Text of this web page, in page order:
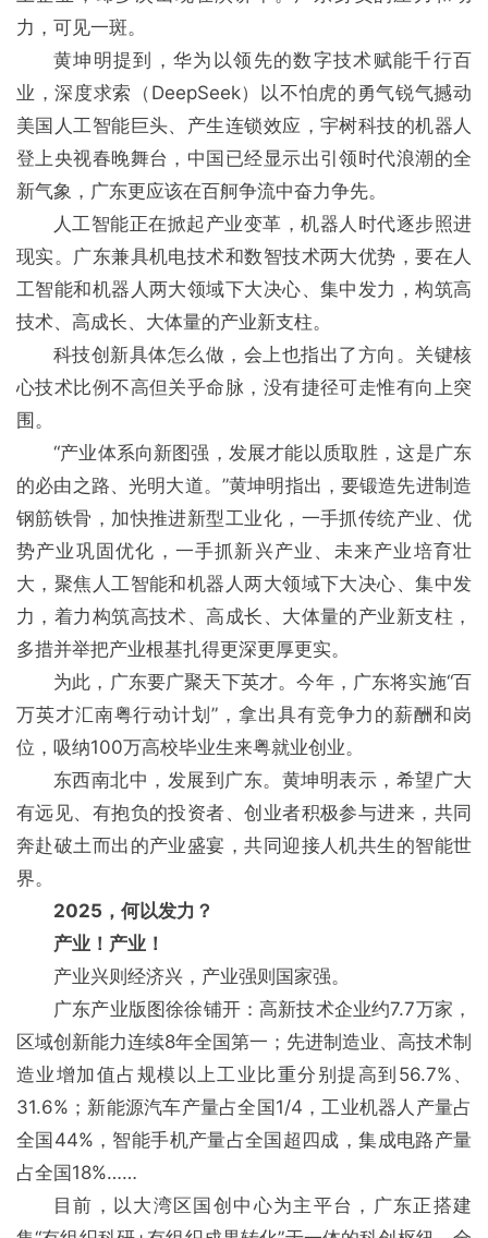
力，可见一斑。
黄坤明提到，华为以领先的数字技术赋能千行百
业，深度求索（DeepSeek）以不怕虎的勇气锐气撼动
美国人工智能巨头、产生连锁效应，宇树科技的机器人
登上央视春晚舞台，中国已经显示出引领时代浪潮的全
新气象，广东更应该在百舸争流中奋力争先。
人工智能正在掀起产业变革，机器人时代逐步照进
现实。广东兼具机电技术和数智技术两大优势，要在人
工智能和机器人两大领域下大决心、集中发力，构筑高
技术、高成长、大体量的产业新支柱。
科技创新具体怎么做，会上也指出了方向。关键核
心技术比例不高但关乎命脉，没有捷径可走惟有向上突
围。
“产业体系向新图强，发展才能以质取胜，这是广东
的必由之路、光明大道。”黄坤明指出，要锻造先进制造
钢筋铁骨，加快推进新型工业化，一手抓传统产业、优
势产业巩固优化，一手抓新兴产业、未来产业培育壮
大，聚焦人工智能和机器人两大领域下大决心、集中发
力，着力构筑高技术、高成长、大体量的产业新支柱，
多措并举把产业根基扎得更深更厚更实。
为此，广东要广聚天下英才。今年，广东将实施“百
万英才汇南粤行动计划”，拿出具有竞争力的薪酬和岗
位，吸纳100万高校毕业生来粤就业创业。
东西南北中，发展到广东。黄坤明表示，希望广大
有远见、有抱负的投资者、创业者积极参与进来，共同
奔赴破土而出的产业盛宴，共同迎接人机共生的智能世
界。
2025，何以发力？
产业！产业！
产业兴则经济兴，产业强则国家强。
广东产业版图徐徐铺开：高新技术企业约7.7万家，
区域创新能力连续8年全国第一；先进制造业、高技术制
造业增加值占规模以上工业比重分别提高到56.7%、
31.6%；新能源汽车产量占全国1/4，工业机器人产量占
全国44%，智能手机产量占全国超四成，集成电路产量
占全国18%……
目前，以大湾区国创中心为主平台，广东正搭建